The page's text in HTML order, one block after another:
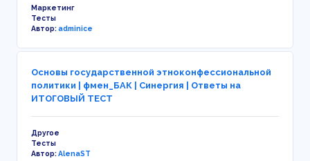
Маркетинг
Тесты
Автор:adminice
Основы государственной этноконфессиональной
политики | фмен_БАК | Синергия | Ответы на
ИТОГОВЫЙ ТЕСТ
Другое
Тесты
Автор:AlenaST